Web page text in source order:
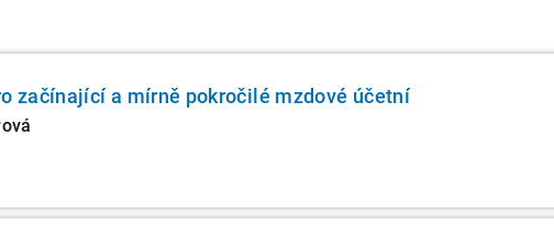
začínající a mírně pokročilé mzdové účetní